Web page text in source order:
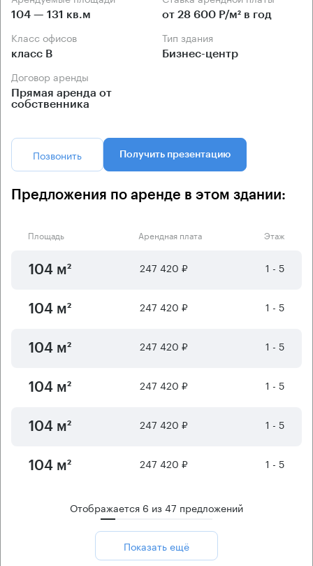
104 — 131 кв.м от 28 600 Р/м² в год
Класс офисов
класс B
Тип здания
Бизнес-центр
Договор аренды
Прямая аренда от
собственника
Позвонить Получить презентацию
Предложения по аренде в этом здании:
Площадь Арендная плата Этаж
104 м² 247 420 ₽ 1 - 5
104 м² 247 420 ₽ 1 - 5
104 м² 247 420 ₽ 1 - 5
104 м² 247 420 ₽ 1 - 5
104 м² 247 420 ₽ 1 - 5
104 м² 247 420 ₽ 1 - 5
Отображается 6 из47 предложений
Показать ещё